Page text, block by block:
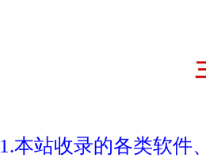
1.本站收录的各类软件